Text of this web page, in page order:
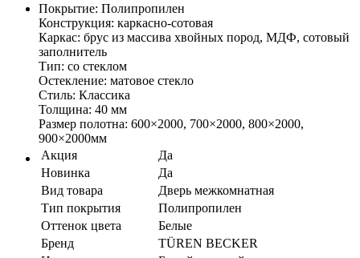
Покрытие: Полипропилен
Конструкция: каркасно-сотовая
Каркас: брус из массива хвойных пород, МДФ, сотовый
заполнитель
Тип: со стеклом
Остекление: матовое стекло
Стиль: Классика
Толщина: 40 мм
Размер полотна: 600×2000, 700×2000, 800×2000,
900×2000мм
Акция
Да
Новинка
Да
Вид товара
Дверь межкомнатная
Тип покрытия
Полипропилен
Оттенок цвета
Белые
Бренд
TÜREN BECKER